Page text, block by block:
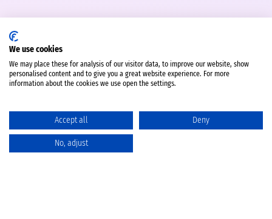
We use cookies
We may place these for analysis of our visitor data, to improve our website, show
personalised content and to give you a great website experience. For more
information about the cookies we use open the settings.
Accept all Deny
No, adjust